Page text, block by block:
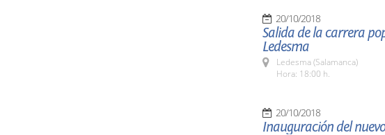
20/10/2018
Salida de la carrera
Ledesma
Ledesma (Salamanca)
Hora: 18:00 h.
20/10/2018
Inauguración del